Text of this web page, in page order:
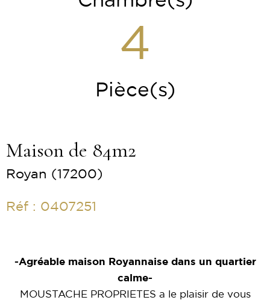
4
Pièce(s)
Maison de 84m2
Royan (17200)
Réf : 0407251
-Agréable maison Royannaise dans un quartier
calme-
MOUSTACHE PROPRIETES a le plaisir de vous